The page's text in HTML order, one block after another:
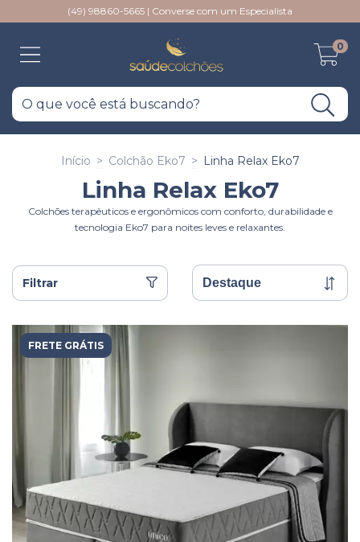
(49) 98860-5665 | Converse com um Especialista
0
Início > Colchão Eko7 > Linha Relax Eko7
Linha Relax Eko7
Colchões terapêuticos e ergonômicos com conforto, durabilidade e
tecnologia Eko7 para noites leves e relaxantes.
Filtrar
FRETE GRÁTIS